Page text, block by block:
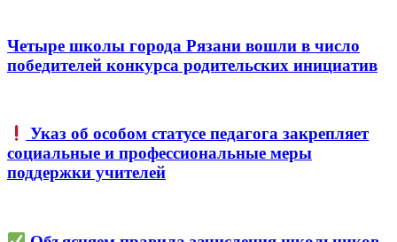
Четыре школы города Рязани вошли в число
победителей конкурса родительских инициатив
Указ об особом статусе педагога закрепляет
социальные и профессиональные меры
поддержки учителей